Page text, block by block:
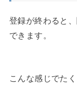
登録が終わると
できます。
こんな感じでた